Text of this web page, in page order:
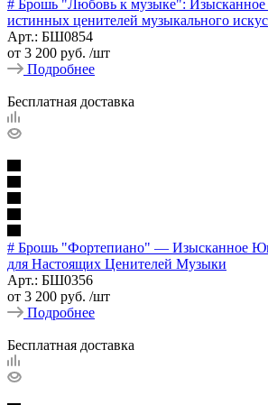
# Брошь "Любовь к музыке": Изысканное
истинных ценителей музыкального
Арт.: БШ0854
от 3 200 руб. /шт
Подробнее
Бесплатная доставка
# Брошь "Фортепиано" — Изысканное
для Настоящих Ценителей Музыки
Арт.: БШ0356
от 3 200 руб. /шт
Подробнее
Бесплатная доставка